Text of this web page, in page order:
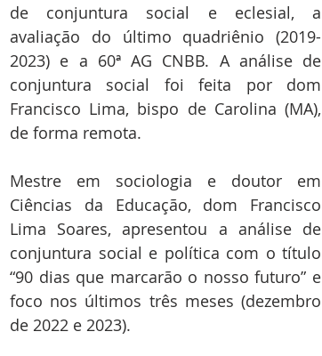
de conjuntura social e eclesial, a
avaliação do último quadriênio (2019-
2023) e a 60ª AG CNBB. A análise de
conjuntura social foi feita por dom
Francisco Lima, bispo de Carolina (MA),
de forma remota.
Mestre em sociologia e doutor em
Ciências da Educação, dom Francisco
Lima Soares, apresentou a análise de
conjuntura social e política com o título
“90 dias que marcarão o nosso futuro” e
foco nos últimos três meses (dezembro
de 2022 e 2023).